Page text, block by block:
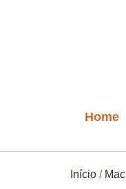
Home
Início /